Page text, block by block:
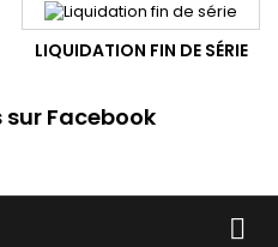
LIQUIDATION FIN DE SÉRIE
Facebook
